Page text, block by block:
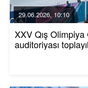
29.06.2026, 10:10
XXV Qış Olimpiya
auditoriyası